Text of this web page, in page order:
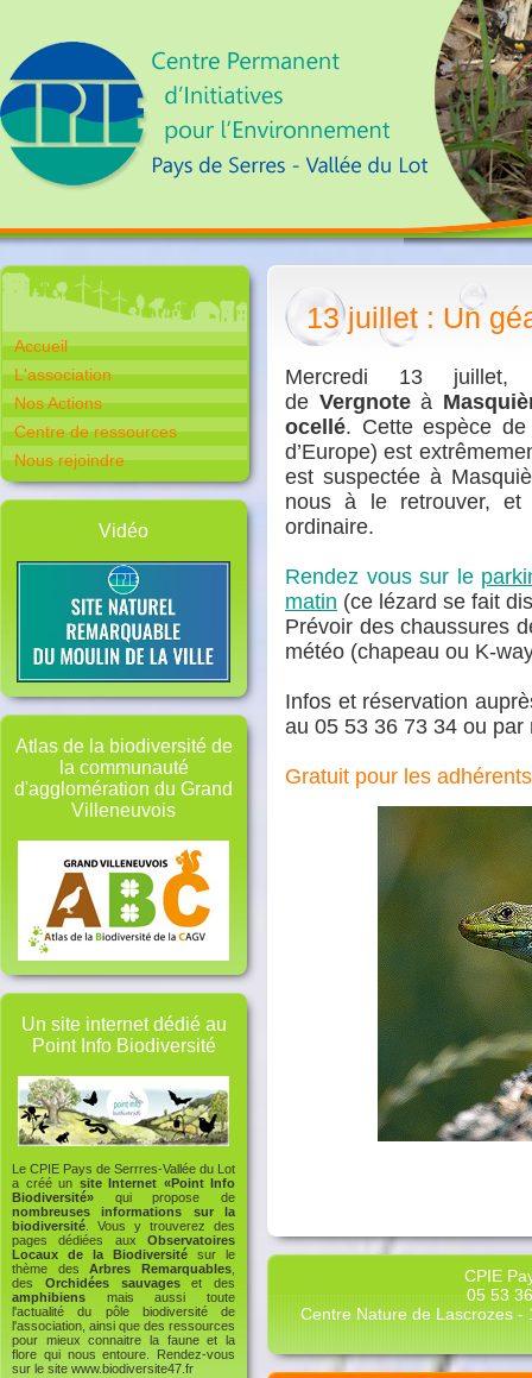
Accueil
L'association
Nos Actions
Centre de ressources
Nous rejoindre
Vidéo
Atlas de la biodiversité de
la communauté
d'agglomération du Grand
Villeneuvois
Un site internet dédié au
Point Info Biodiversité
Le CPIE Pays de Serrres-Vallée du Lot
a créé un site Internet «Point Info
Biodiversité» qui propose de
nombreuses informations sur la
biodiversité . Vous y trouverez des
pages dédiées aux Observatoires
Locaux de la Biodiversité sur le
thème desArbres Remarquables
des Orchidées sauvageset des
amphibiens mais aussi toute
l'actualité du pôle biodiversité de
l'association, ainsi que des ressources
pour mieux connaitre la faune et la
flore qui nous entoure. Rendez-vous
sur le site www.biodiversite47.fr
13 juillet : Un
Mercredi 13
de Vergnoteà
ocellé. Cette espèce
d’Europe) est
est suspectée à
nous à le retrouver,
ordinaire.
Rendez vous sur le
matin (ce lézard se fait
Prévoir des chaussures
météo (chapeau ou K-
Infos et réservation
au 05 53 36 73 34 ou
Gratuit pour les
CPIE
05 53
Centre Nature de Lascrozes -